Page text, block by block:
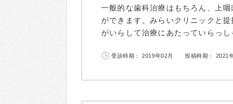
一般的な歯科治療はもちろん、上
ができます。みらいクリニックと
がいらして治療にあたっていらっ
受診時期： 2019年02月 投稿時期： 2021